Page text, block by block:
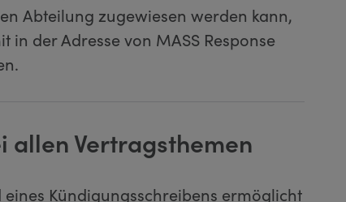
Abteilung zugewiesen werden kann,
in der Adresse von MASS Response
allen Vertragsthemen
Kündigungsschreibens ermöglicht